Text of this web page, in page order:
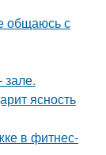
общаюсь с
ясность
в фитнес-